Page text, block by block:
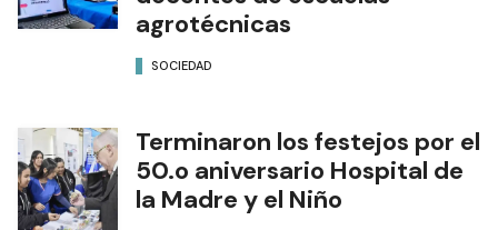
agrotécnicas
SOCIEDAD
Terminaron los festejos por el
50.o aniversario Hospital de
la Madre y el Niño